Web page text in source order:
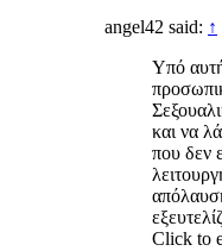
angel42 said: ↑
Υπό
και να
που δεν
Click to